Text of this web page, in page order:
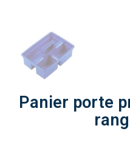
Panier porte